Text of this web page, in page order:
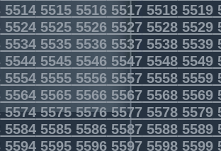
551455155516551755185519
552455255526552755285529
553455355536553755385539
554455455546554755485549
555455555556555755585559
556455655566556755685569
557455755576557755785579
558455855586558755885589
559455955596559755985599